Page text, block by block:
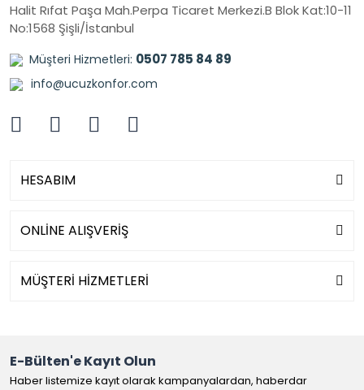
Halit Rıfat Paşa Mah.Perpa Ticaret Merkezi.B Blok Kat:10-11
No:1568 Şişli/İstanbul
Müşteri Hizmetleri: 0507 785 84 89
info@ucuzkonfor.com
HESABIM
ONLİNE ALIŞVERİŞ
MÜŞTERİ HİZMETLERİ
E-Bülten'e Kayıt Olun
Haber listemize kayıt olarak kampanyalardan, haberdar